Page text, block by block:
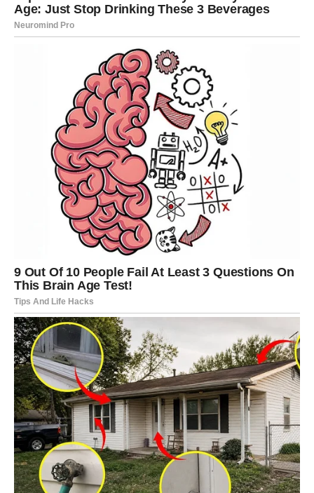
U poslednje vreme mnogi Jarčevi su imali osećaj da ulažu
mnogo energije, a da rezultati dolaze sporo. Ponekad su
se pitali da li njihov trud ima smisla ili da li su možda
trebali izabrati drugačiji put.
Sada dolazi trenutak kada se stvari počinju menjati.
Na poslovnom planu, Jarčevima se mogu otvoriti vrata
koja su dugo bila zatvorena. To može biti nova poslovna
prilika, priznanje za njihov rad ili šansa da pokažu koliko
zaista vrede. Njihova disciplina i posvećenost konačno
mogu doneti konkretne rezultate.
U ljubavi, Jarčevi takođe ulaze u period važnih promena.
Oni koji su dugo čekali da se odnos razjasni mogu dobiti
odgovore koje su tražili. Neki će odlučiti da učvrste svoju
vezu, dok će drugi shvatiti da je vreme da krenu dalje i
potraže sreću na drugom mestu.
Jarac je znak koji retko odustaje. Upravo zato sudbina
sada počinje da nagrađuje njegovu strpljivost.
VAGA – ODLUKE KOJE
MENJAJU BUDUĆNOST
Vaga je znak koji teži ravnoteži i harmoniji. Ona često